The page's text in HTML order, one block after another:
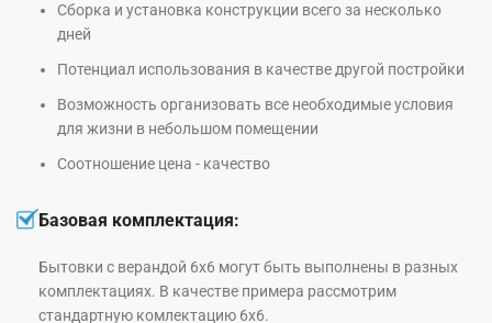
Сборка и установка конструкции всего за несколько
дней
Потенциал использования в качестве другой постройки
Возможность организовать все необходимые условия
для жизни в небольшом помещении
Соотношение цена - качество
Базовая комплектация:
Бытовки с верандой 6х6 могут быть выполнены в разных
комплектациях. В качестве примера рассмотрим
стандартную комлектацию 6х6.